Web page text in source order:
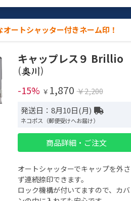
ートシャッター付きネーム印！
キャップレス９ Brillio
(
)
-15% ￥ 1,870 ￥2,200
発送日：8月10日(月)
ネコポス（郵便受けへお届け）
商品詳細・ご注文
オートシャッターでキャップを外さ
ず連続捺印できます。
ロック機構が付いてますので、カバ